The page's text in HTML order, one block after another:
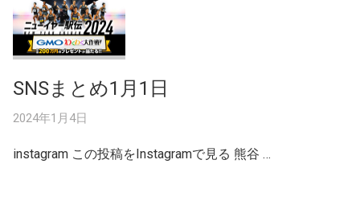
SNSまとめ1月1日
2024年1月4日
instagram この投稿をInstagramで見る 熊谷 …